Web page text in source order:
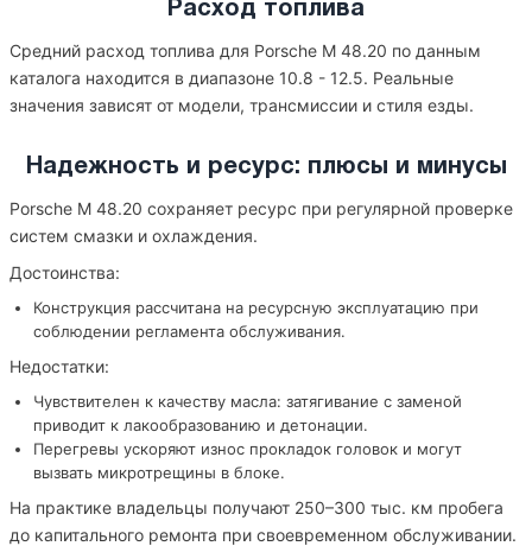
Расход топлива
Средний расход топлива для Porsche M 48.20 по данным
каталога находится в диапазоне 10.8 - 12.5. Реальные
значения зависят от модели, трансмиссии и стиля езды.
Надежность и ресурс: плюсы и минусы
Porsche M 48.20 сохраняет ресурс при регулярной проверке
систем смазки и охлаждения.
Достоинства:
Конструкция рассчитана на ресурсную эксплуатацию при
соблюдении регламента обслуживания.
Недостатки:
Чувствителен к качеству масла: затягивание с заменой
приводит к лакообразованию и детонации.
Перегревы ускоряют износ прокладок головок и могут
вызвать микротрещины в блоке.
На практике владельцы получают 250–300 тыс. км пробега
до капитального ремонта при своевременном обслуживании.